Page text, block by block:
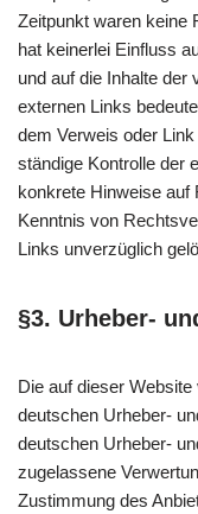
Zeitpunkt waren keine
hat keinerlei Einfluss
und auf die Inhalte der
externen Links
dem Verweis oder
ständige Kontrolle der
konkrete Hinweise
Kenntnis von
Links unverzüglich
§3. Urheber-
Die auf dieser
deutschen Urheber-
deutschen Urheber-
zugelassene
Zustimmung des